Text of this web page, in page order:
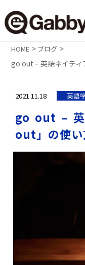
HOME > ブログ >
go out – 英語ネイテ
2021.11.18 英語
go out –
out」の使い